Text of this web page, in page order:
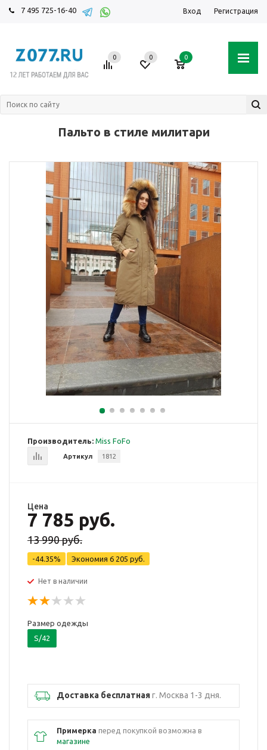
7 495 725-16-40 Вход Регистрация
0 0 0
Пальто в стиле милитари
Производитель: Miss FoFo
Артикул 1812
Цена
7 785 руб.
13 990 руб.
-44.35% Экономия 6 205 руб.
Нет в наличии
Размер одежды
S/42
Доставка бесплатнаяг. Москва 1-3 дня.
Примерка перед покупкой возможна в
магазине